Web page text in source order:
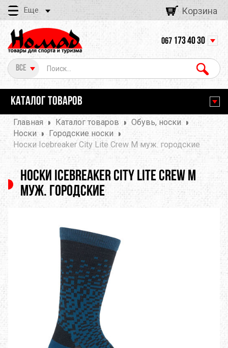
Еще Корзина
Все
067 173 40 30
КАТАЛОГ ТОВАРОВ
Главная Каталог товаров
Обувь, носки
Носки
Городские носки
Носки Icebreaker City Lite Crew M муж. городские
Носки Icebreaker City Lite Crew M
муж. городские